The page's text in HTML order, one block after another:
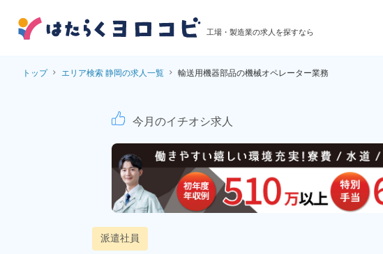
工場・製造業の求人を探すなら
トップ エリア検索 静岡の求人一覧 輸送用機器部品の機械オペレーター業務
輸送用機器部品の機械オ
今月のイチオシ求人
派遣社員